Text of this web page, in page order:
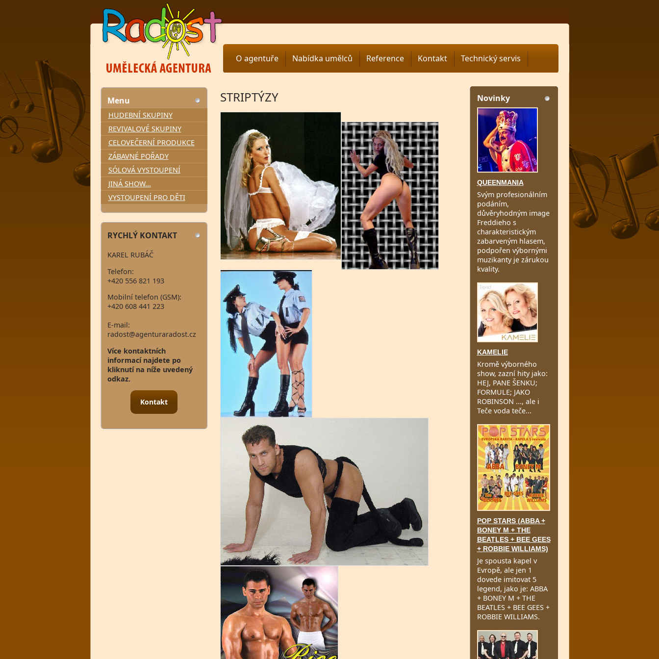
O agentuře Nabídka umělců Reference Kontakt Technický servis
Menu
HUDEBNÍ SKUPINY
REVIVALOVÉ SKUPINY
CELOVEČERNÍ PRODUKCE
ZÁBAVNÉ POŘADY
SÓLOVÁ VYSTOUPENÍ
JINÁ SHOW...
VYSTOUPENÍ PRO DĚTI
RYCHLÝ KONTAKT
KAREL RUBÁČ
Telefon:
+420 556 821 193
Mobilní telefon (GSM):
+420 608 441 223
E-mail:
radost@agenturaradost.cz
Více kontaktních
informací najdete po
kliknutí na níže uvedený
odkaz.
Kontakt
STRIPTÝZY Novinky
QUEENMANIA
Svým profesionálním
podáním,
důvěryhodným image
Freddieho s
charakteristickým
zabarveným hlasem,
podpořen výbornými
muzikanty je zárukou
kvality.
KAMELIE
Kromě výborného
show, zazní hity jako:
HEJ, PANE ŠENKU;
FORMULE; JAKO
ROBINSON ..., ale i
Teče voda teče...
POP STARS (ABBA +
BONEY M + THE
BEATLES + BEE GEES
+ ROBBIE WILLIAMS)
Je spousta kapel v
Evropě, ale jen 1
dovede imitovat 5
legend, jako je: ABBA
+ BONEY M + THE
BEATLES + BEE GEES +
ROBBIE WILLIAMS.